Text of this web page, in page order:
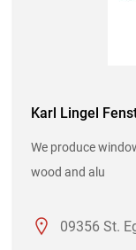
Karl Lingel
We produce
wood and alu
09356 St.